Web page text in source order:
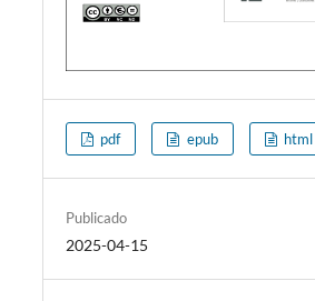
pdf epub html
Publicado
2025-04-15